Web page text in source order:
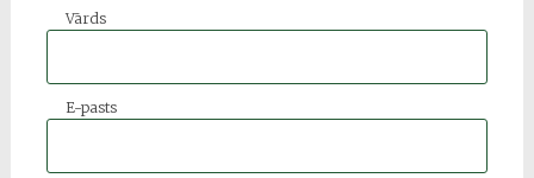
Vārds
E-pasts